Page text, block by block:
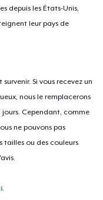
depuis les États-Unis,
leur pays de
Si vous recevez un
nous le remplacerons
jours. Cependant, comme
ne pouvons pas
tailles ou des couleurs